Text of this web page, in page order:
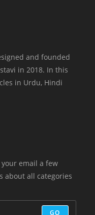
and founded
in 2018. In this
in Urdu, Hindi
email a few
about all categories
GO